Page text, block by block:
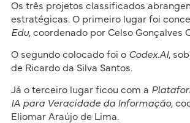
Os três projetos classificados
estratégicas. O primeiro lugar foi
Edu, coordenado por Celso Gonçalves
O segundo colocado foi o Codex.AI,
de Ricardo da Silva Santos.
Já o terceiro lugar ficou com a
IA para Veracidade da Informação,
Eliomar Araújo de Lima.